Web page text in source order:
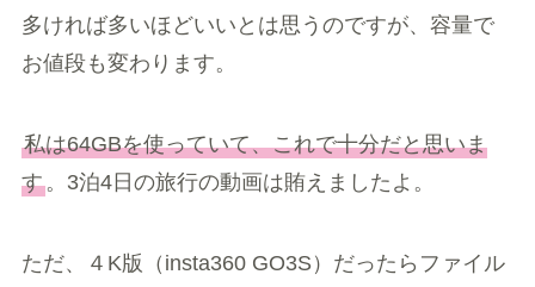
多ければ多いほどいいとは思うのですが、容量で
お値段も変わります。
私は64GBを使っていて、これで十分だと思いま
す。3泊4日の旅行の動画は賄えましたよ。
ただ、４K版（insta360 GO3S）だったらファイル